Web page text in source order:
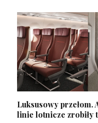
Luksusowy przełom.
linie lotnicze zrobiły